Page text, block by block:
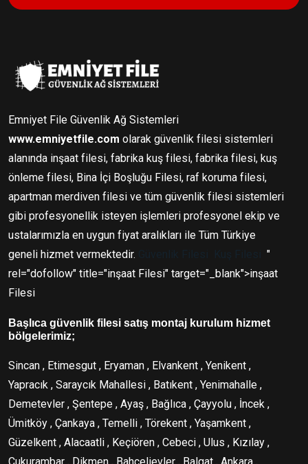
Emniyet File Güvenlik Ağ Sistemleri
www.emniyetfile.com olarak güvenlik filesi sistemleri
alanında inşaat filesi, fabrika kuş filesi, fabrika filesi, kuş
önleme filesi, Bina İçi Boşluğu Filesi, raf koruma filesi,
apartman merdiven filesi ve tüm güvenlik filesi sistemleri
gibi profesyonellik isteyen işlemleri profesyonel ekip ve
ustalarımızla en uygun fiyat aralıkları ile Tüm Türkiye
geneli hizmet vermektedir.
"
rel="dofollow" title="inşaat Filesi" target="_blank">inşaat
Filesi
Başlıca güvenlik filesi satış montaj kurulum hizmet
bölgelerimiz;
Sincan , Etimesgut , Eryaman , Elvankent , Yenikent ,
Yapracık , Saraycık Mahallesi , Batıkent , Yenimahalle ,
Demetevler , Şentepe , Ayaş , Bağlıca , Çayyolu , İncek ,
Ümitköy , Çankaya , Temelli , Törekent , Yaşamkent ,
Güzelkent , Alacaatli , Keçiören , Cebeci , Ulus , Kızılay ,